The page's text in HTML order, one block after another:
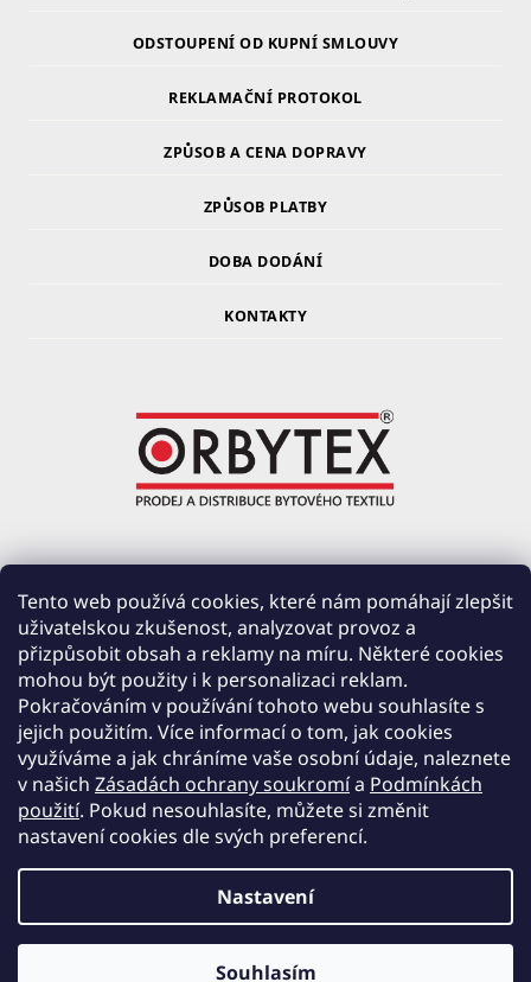
Tento web používá cookies, které nám pomáhají zlepšit
uživatelskou zkušenost, analyzovat provoz a
přizpůsobit obsah a reklamy na míru. Některé cookies
mohou být použity i k personalizaci reklam.
Pokračováním v používání tohoto webu souhlasíte s
jejich použitím. Více informací o tom, jak cookies
využíváme a jak chráníme vaše osobní údaje, naleznete
v našich Zásadách ochrany soukromía Podmínkách
použití. Pokud nesouhlasíte, můžete si změnit
nastavení cookies dle svých preferencí.
Nastavení
Souhlasím
ODSTOUPENÍ OD KUPNÍ SMLOUVY
REKLAMAČNÍ PROTOKOL
ZPŮSOB A CENA DOPRAVY
ZPŮSOB PLATBY
DOBA DODÁNÍ
KONTAKTY
PRŮMYSLOVÁ 220, ČERVENÉ ZÁHOŘÍ
391 37 CHOTOVINY
IČ: 28138252
DIČ: CZ28138252
Společnost zapsána v obchodním rejstříku vedeném u Krajského soudu v Českých
Budějovicích, oddíl C, vložka 19654.
Vytvořil Shoptet
orbytex.cz. Všechna práva vyhrazena.